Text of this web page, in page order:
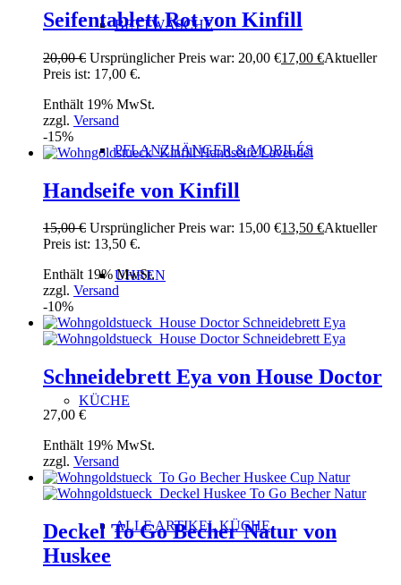
BETTWÄSCHE
PFLANZHÄNGER & MOBILÉS
UHREN
KÜCHE
ALLE ARTIKEL KÜCHE
Seifentablett Rot von Kinfill
20,00€ Ursprünglicher Preis war: 20,00 €17,00 €Aktueller
Preis ist: 17,00 €.
Enthält 19% MwSt.
zzgl. Versand
-15%
Handseife von Kinfill
15,00€ Ursprünglicher Preis war: 15,00 €13,50 €Aktueller
Preis ist: 13,50 €.
Enthält 19% MwSt.
zzgl. Versand
-10%
Schneidebrett Eya von House Doctor
27,00 €
Enthält 19% MwSt.
zzgl. Versand
Deckel To Go Becher Natur von
Huskee